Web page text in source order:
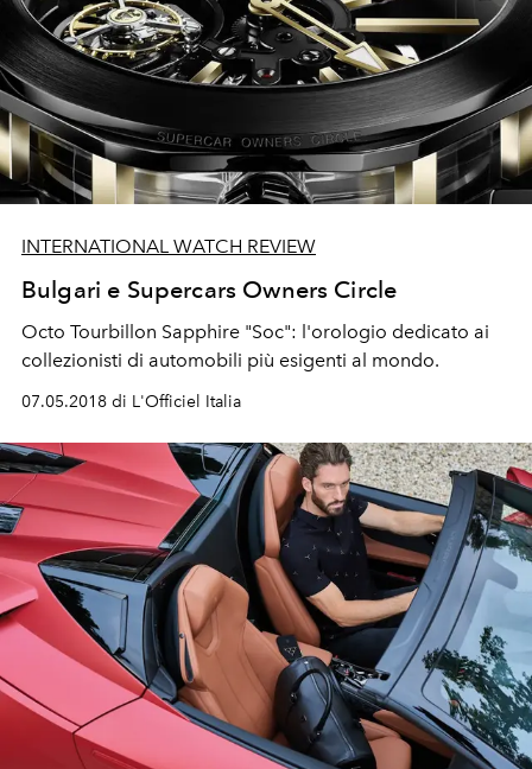
INTERNATIONAL WATCH REVIEW
Bulgari e Supercars Owners Circle
Octo Tourbillon Sapphire "Soc": l'orologio dedicato ai
collezionisti di automobili più esigenti al mondo.
07.05.2018 di L'Officiel Italia